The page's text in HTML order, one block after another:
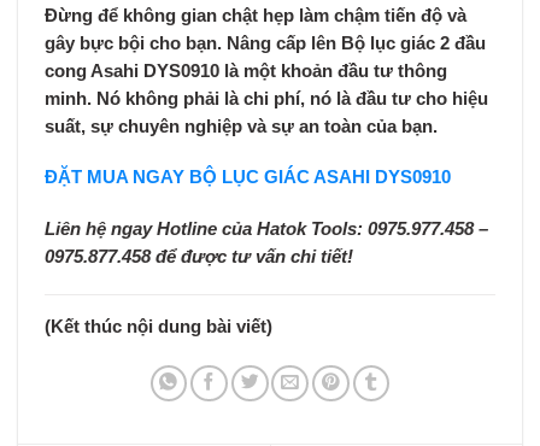
Đừng để không gian chật hẹp làm chậm tiến độ và
gây bực bội cho bạn. Nâng cấp lên Bộ lục giác 2 đầu
cong Asahi DYS0910 là một khoản đầu tư thông
minh. Nó không phải là chi phí, nó là đầu tư cho hiệu
suất, sự chuyên nghiệp và sự an toàn của bạn.
ĐẶT MUA NGAY BỘ LỤC GIÁC ASAHI DYS0910
Liên hệ ngay Hotline của Hatok Tools: 0975.977.458 –
0975.877.458 để được tư vấn chi tiết!
(Kết thúc nội dung bài viết)